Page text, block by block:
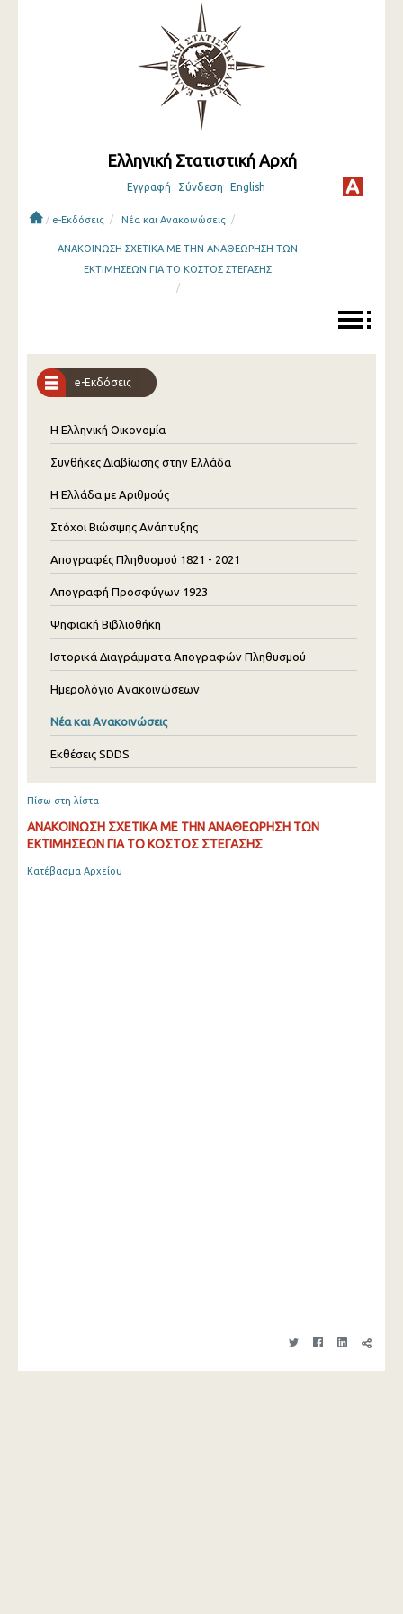
Ελληνική Στατιστική Αρχή
Εγγραφή Σύνδεση English
/ e-Εκδόσεις / Νέα και Ανακοινώσεις /
ΑΝΑΚΟΙΝΩΣΗ ΣΧΕΤΙΚΑ ΜΕ ΤΗΝ ΑΝΑΘΕΩΡΗΣΗ ΤΩΝ
ΕΚΤΙΜΗΣΕΩΝ ΓΙΑ ΤΟ ΚΟΣΤΟΣ ΣΤΕΓΑΣΗΣ
/
e-Εκδόσεις
Η Ελληνική Οικονομία
Συνθήκες Διαβίωσης στην Ελλάδα
Η Ελλάδα με Αριθμούς
Στόχοι Βιώσιμης Ανάπτυξης
Απογραφές Πληθυσμού 1821 - 2021
Απογραφή Προσφύγων 1923
Ψηφιακή Βιβλιοθήκη
Ιστορικά Διαγράμματα Απογραφών Πληθυσμού
Ημερολόγιο Ανακοινώσεων
Νέα και Ανακοινώσεις
Εκθέσεις SDDS
Πίσω στη λίστα
ΑΝΑΚΟΙΝΩΣΗ ΣΧΕΤΙΚΑ ΜΕ ΤΗΝ ΑΝΑΘΕΩΡΗΣΗ ΤΩΝ
ΕΚΤΙΜΗΣΕΩΝ ΓΙΑ ΤΟ ΚΟΣΤΟΣ ΣΤΕΓΑΣΗΣ
Κατέβασμα Αρχείου